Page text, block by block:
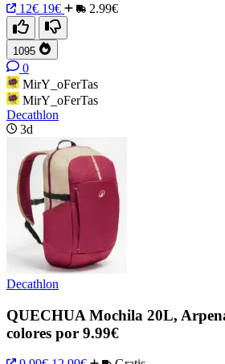
12€ 19€ 2.99€
1095
0
MirY_oFerTas
MirY_oFerTas
Decathlon
3d
Decathlon
QUECHUA Mochila 20L,
colores por 9.99€